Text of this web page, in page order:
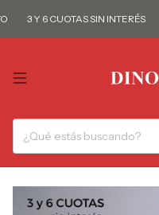
3 Y 6 CUOTAS SIN INTERÉS